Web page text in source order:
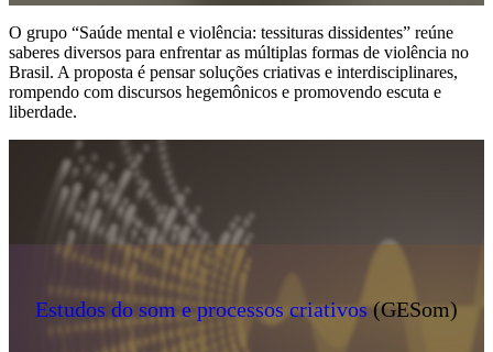
O grupo “Saúde mental e violência: tessituras dissidentes” reúne
saberes diversos para enfrentar as múltiplas formas de violência no
Brasil. A proposta é pensar soluções criativas e interdisciplinares,
rompendo com discursos hegemônicos e promovendo escuta e
liberdade.
Estudos do som e processos criativos(GESom)